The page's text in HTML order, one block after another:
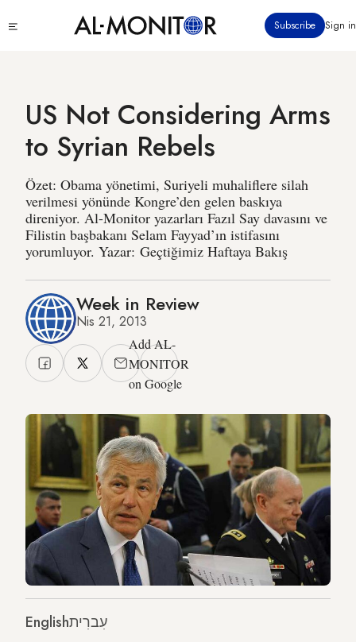
içeriğe
Subscribe Sign in
US Not Considering Arms
to Syrian Rebels
Özet: Obama yönetimi, Suriyeli muhaliflere silah
verilmesi yönünde Kongre’den gelen baskıya
direniyor. Al-Monitor yazarları Fazıl Say davasını ve
Filistin başbakanı Selam Fayyad’ın istifasını
yorumluyor. Yazar: Geçtiğimiz Haftaya Bakış
Week in Review
Nis 21, 2013
Add AL-
MONITOR
on Google
Englishעִברִית